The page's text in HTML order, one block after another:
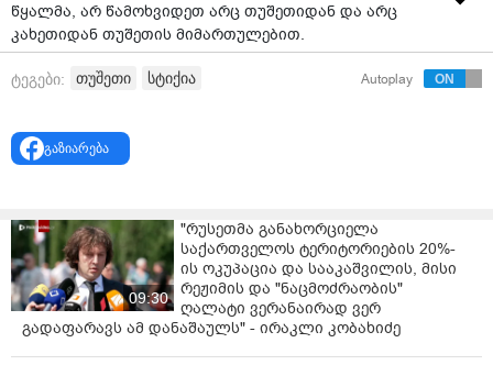
წყალმა, არ წამოხვიდეთ არც თუშეთიდან და არც
კახეთიდან თუშეთის მიმართულებით.
3 ივლისს ვაკეთებ ამ განცხადებას 11:47 სთ ზე ყველას
ზემოთ” და ვიდეოს
აკრძალულია. მიზეზი უამინდობა და ნალექია. სოფელ
ლეჩურიდან 23-25 კილომეტრზე მეწყრულმა
პროცესებმა გზა დააზიანა და ჩახერგა.
ადგილზე შესაბამისი სამსახურებია მობილიზებული,
მიმდინარეობს გზის გაწმენდა, თუმცა პროცესს
ძლიერი წვიმა ართულებს.
ტეგები: თუშეთი სტიქია Autoplay
გაზიარება
09:30
"რუსეთმა განახორციელა
საქართველოს ტერიტორიების 20%-
ის ოკუპაცია და სააკაშვილის, მისი
რეჟიმის და "ნაცმოძრაობის"
ღალატი ვერანაირად ვერ
გადაფარავს ამ დანაშაულს" - ირაკლი კობახიძე